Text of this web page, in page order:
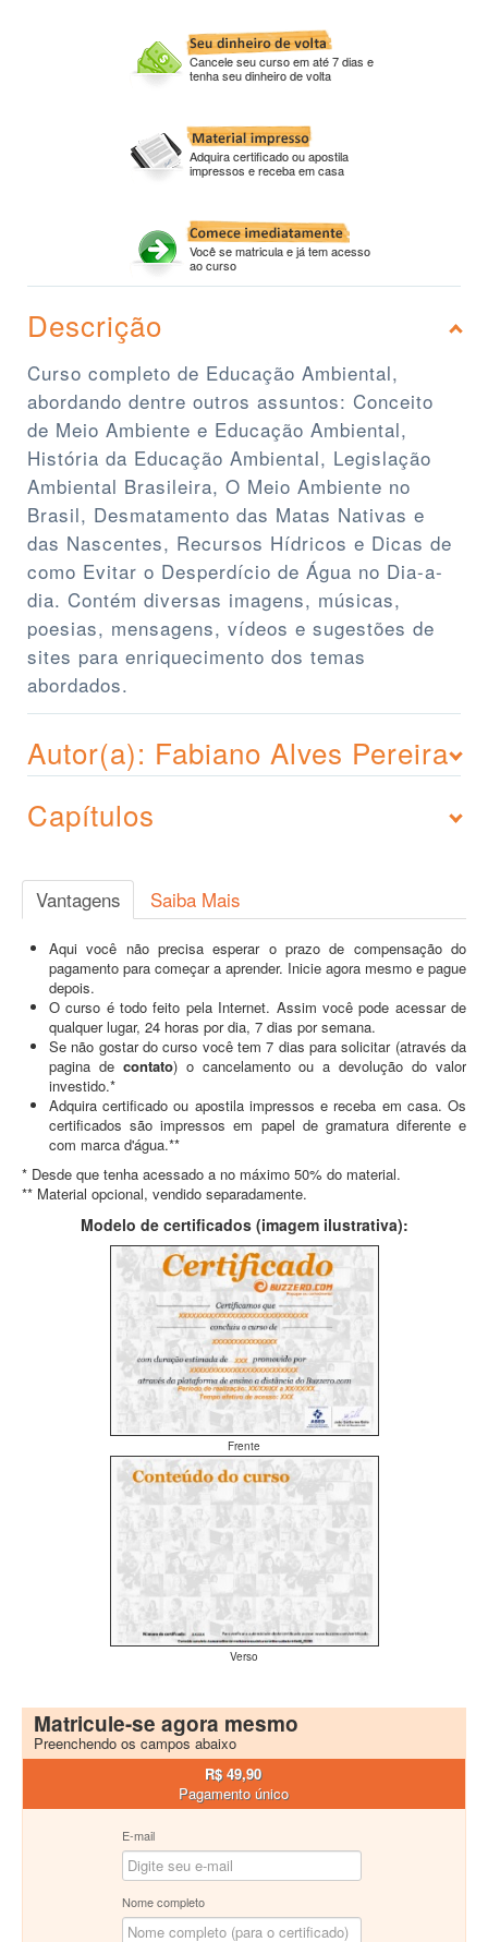
Cancele seu curso em até 7 dias e
tenha seu dinheiro de volta
Adquira certificado ou apostila
impressos e receba em casa
Você se matricula e já tem acesso
ao curso
Descrição
Curso completo de Educação Ambiental,
abordando dentre outros assuntos: Conceito
de Meio Ambiente e Educação Ambiental,
História da Educação Ambiental, Legislação
Ambiental Brasileira, O Meio Ambiente no
Brasil, Desmatamento das Matas Nativas e
das Nascentes, Recursos Hídricos e Dicas de
como Evitar o Desperdício de Água no Dia-a-
dia. Contém diversas imagens, músicas,
poesias, mensagens, vídeos e sugestões de
sites para enriquecimento dos temas
abordados.
Autor(a): Fabiano Alves Pereira
Capítulos
Vantagens Saiba Mais
Aqui você não precisa esperar o prazo de compensação do
pagamento para começar a aprender. Inicie agora mesmo e pague
depois.
O curso é todo feito pela Internet. Assim você pode acessar de
qualquer lugar, 24 horas por dia, 7 dias por semana.
Se não gostar do curso você tem 7 dias para solicitar (através da
pagina de contato) o cancelamento ou a devolução do valor
investido.*
Adquira certificado ou apostila impressos e receba em casa. Os
certificados são impressos em papel de gramatura diferente e
com marca d'água.**
* Desde que tenha acessado a no máximo 50% do material.
** Material opcional, vendido separadamente.
Modelo de certificados (imagem ilustrativa):
Frente
Verso
Matricule-se agora mesmo
Preenchendo os campos abaixo
R$ 49,90
Pagamento único
E-mail
Nome completo